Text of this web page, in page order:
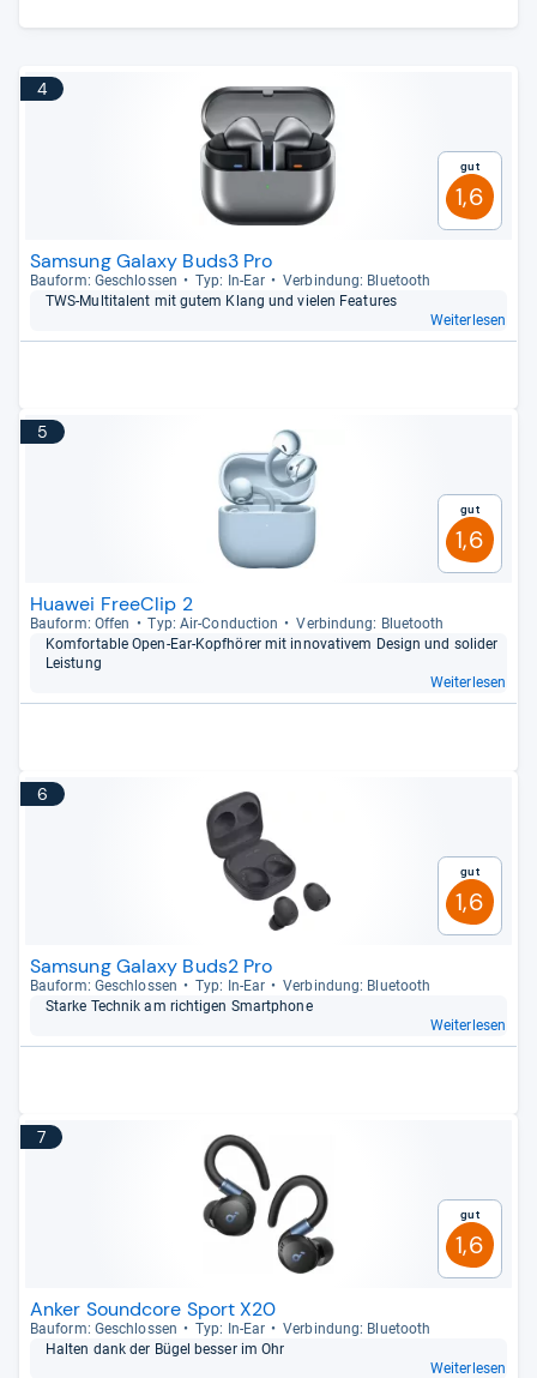
4
Gut
1,6
Samsung Galaxy Buds3 Pro
Bau­form: Geschlos­sen Typ: In-​Ear
Ver­bin­dung: Blue­tooth
TWS-​Mul­ti­ta­lent mit gutem Klang und vie­len Fea­tu­res
Weiterlesen
5
Gut
1,6
Huawei FreeClip 2
Bau­form: Offen Typ: Air-​Con­duc­tion
Ver­bin­dung: Blue­tooth
Kom­for­ta­ble Open-​Ear-​Kopf­hö­rer mit inno­va­ti­vem Design und soli­der
Leis­tung
Weiterlesen
6
Gut
1,6
Samsung Galaxy Buds2 Pro
Bau­form: Geschlos­sen Typ: In-​Ear
Ver­bin­dung: Blue­tooth
Starke Tech­nik am rich­ti­gen Smart­phone
Weiterlesen
7
Gut
1,6
Anker Soundcore Sport X20
Bau­form: Geschlos­sen Typ: In-​Ear
Ver­bin­dung: Blue­tooth
Hal­ten dank der Bügel bes­ser im Ohr
Weiterlesen